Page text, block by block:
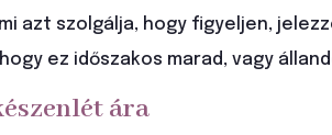
azt szolgálja, hogy figyeljen,
ez időszakos marad, vagy
ára